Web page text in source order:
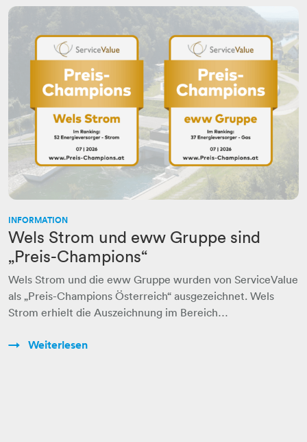
INFORMATION
Wels Strom und eww Gruppe sind
„Preis-Champions“
Wels Strom und die eww Gruppe wurden von ServiceValue
als „Preis-Champions Österreich“ ausgezeichnet. Wels
Strom erhielt die Auszeichnung im Bereich…
Weiterlesen